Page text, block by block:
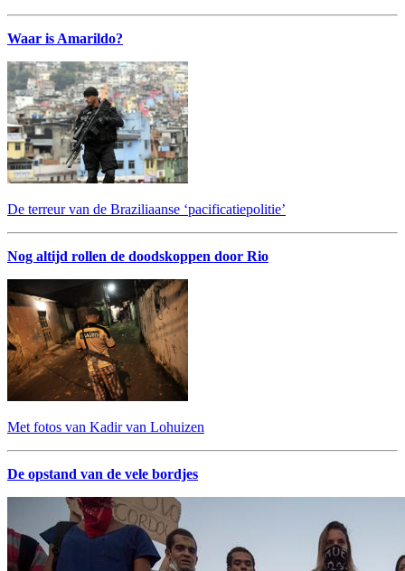
Waar is Amarildo?
De terreur van de Braziliaanse ‘pacificatiepolitie’
Nog altijd rollen de doodskoppen door Rio
Met fotos van Kadir van Lohuizen
De opstand van de vele bordjes